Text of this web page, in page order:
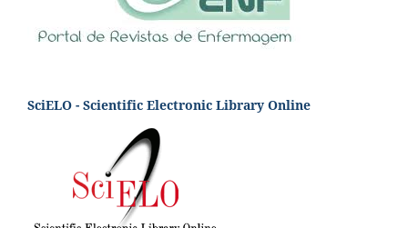
SciELO - Scientific Electronic Library Online